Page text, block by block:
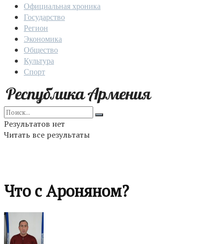
Официальная хроника
Государство
Регион
Экономика
Общество
Культура
Спорт
Результатов нет
Читать все результаты
Что с Ароняном?